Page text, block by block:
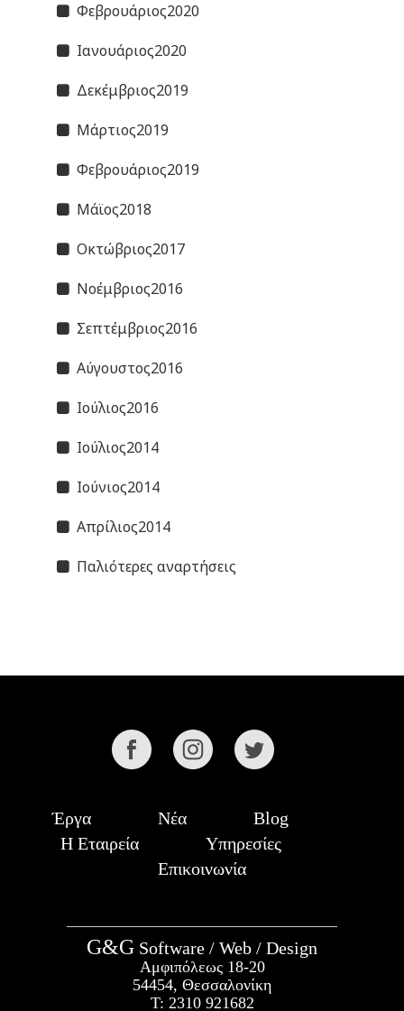
Φεβρουάριος2020
Ιανουάριος2020
Δεκέμβριος2019
Μάρτιος2019
Φεβρουάριος2019
Μάϊος2018
Οκτώβριος2017
Νοέμβριος2016
Σεπτέμβριος2016
Αύγουστος2016
Ιούλιος2016
Ιούλιος2014
Ιούνιος2014
Απρίλιος2014
Παλιότερες αναρτήσεις
Έργα Νέα
Blog
Η Εταιρεία
Υπηρεσίες
Επικοινωνία
G&G Software / Web / Design
Αμφιπόλεως 18-20
54454, Θεσσαλονίκη
Τ: 2310 921682